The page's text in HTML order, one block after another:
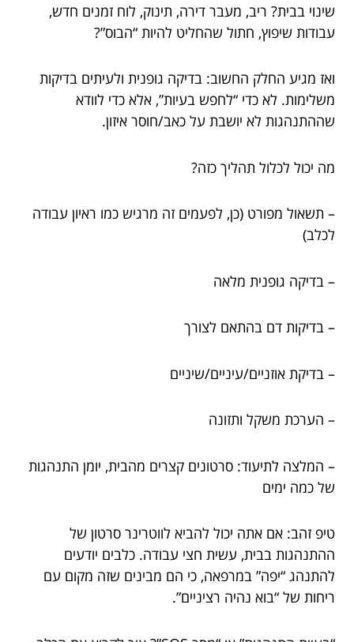
שינוי בבית? ריב, מעבר דירה, תינוק, לוח זמנים חדש,
עבודות שיפוץ, חתול שהחליט להיות “הבוס”?
ואז מגיע החלק החשוב: בדיקה גופנית ולעיתים בדיקות
משלימות. לא כדי “לחפש בעיות”, אלא כדי לוודא
שההתנהגות לא יושבת על כאב/חוסר איזון.
מה יכול לכלול תהליך כזה?
– תשאול מפורט (כן, לפעמים זה מרגיש כמו ראיון עבודה
לכלב)
– בדיקה גופנית מלאה
– בדיקות דם בהתאם לצורך
– בדיקת אוזניים/עיניים/שיניים
– הערכת משקל ותזונה
– המלצה לתיעוד: סרטונים קצרים מהבית, יומן התנהגות
של כמה ימים
טיפ זהב: אם אתה יכול להביא לווטרינר סרטון של
ההתנהגות בבית, עשית חצי עבודה. כלבים יודעים
להתנהג “יפה” במרפאה, כי הם מבינים שזה מקום עם
ריחות של “בוא נהיה רציניים”.